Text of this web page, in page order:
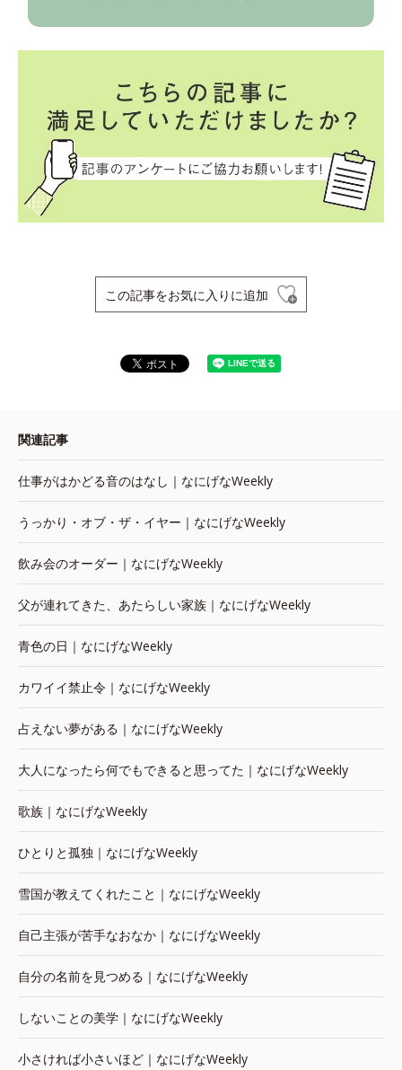
この記事をお気に入りに追加
関連記事
仕事がはかどる音のはなし｜なにげなWeekly
うっかり・オブ・ザ・イヤー｜なにげなWeekly
飲み会のオーダー｜なにげなWeekly
父が連れてきた、あたらしい家族｜なにげなWeekly
青色の日｜なにげなWeekly
カワイイ禁止令｜なにげなWeekly
占えない夢がある｜なにげなWeekly
大人になったら何でもできると思ってた｜なにげなWeekly
歌族｜なにげなWeekly
ひとりと孤独｜なにげなWeekly
雪国が教えてくれたこと｜なにげなWeekly
自己主張が苦手なおなか｜なにげなWeekly
自分の名前を見つめる｜なにげなWeekly
しないことの美学｜なにげなWeekly
小さければ小さいほど｜なにげなWeekly